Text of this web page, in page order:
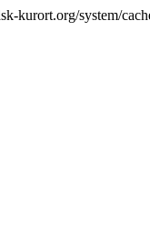
kurort.org/system/